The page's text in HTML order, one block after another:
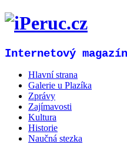
Internetový
Hlavní strana
Galerie u Plazíka
Zprávy
Zajímavosti
Kultura
Historie
Naučná stezka